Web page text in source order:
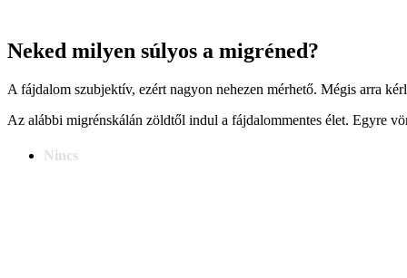
Neked milyen súlyos a migréned?
A fájdalom szubjektív, ezért nagyon nehezen mérhető. Mégis arra
Az alábbi migrénskálán zöldtől indul a fájdalommentes élet. Egyre
Nincs